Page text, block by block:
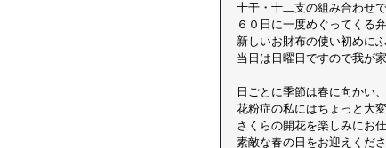
十干・十二支の組み合わせ
６０日に一度めぐってくる
新しいお財布の使い初めに
当日は日曜日ですので我が
日ごとに季節は春に向かい、
花粉症の私にはちょっと大
さくらの開花を楽しみにお
素敵な春の日をお迎えくださ